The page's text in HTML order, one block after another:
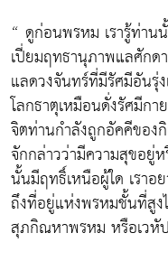
“ ดูก่อนพรหม เรารู้ท่าน
เปี่ยมฤทธานุภาพแลศัก
แลดวงจันทร์ที่มีรัศมีอันรุ่
โลกธาตุเหมือนดั่งรัศมีก
จิตท่านกำลังถูกอัคคีของ
จักกล่าวว่ามีความสุขอยู่
นั้นมีฤทธิ์เหนือผู้ใด เราอ
ถึงที่อยู่แห่งพรหมชั้นที่สูง
สุภกิณหาพรหม หรือเวหั